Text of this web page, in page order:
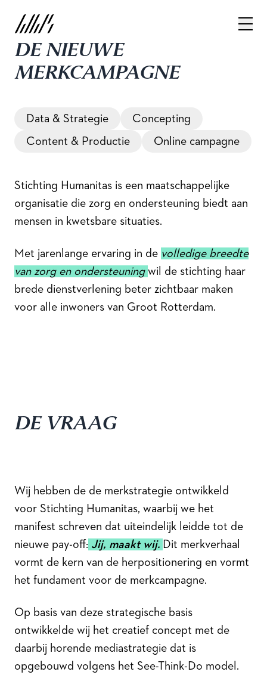
STICHTING
HUMANITAS
DE NIEUWE
MERKCAMPAGNE
Data & Strategie
Concepting
Content & Productie
Online campagne
Stichting Humanitas is een maatschappelijke
organisatie die zorg en ondersteuning biedt aan
mensen in kwetsbare situaties.
Met jarenlange ervaring in de volledige breedte
van zorg en ondersteuning wil de stichting haar
brede dienstverlening beter zichtbaar maken
voor alle inwoners van Groot Rotterdam.
DE VRAAG
Wij hebben de de merkstrategie ontwikkeld
voor Stichting Humanitas, waarbij we het
manifest schreven dat uiteindelijk leidde tot de
nieuwe pay-off: Jij, maakt wij. Dit merkverhaal
vormt de kern van de herpositionering en vormt
het fundament voor de merkcampagne.
Op basis van deze strategische basis
ontwikkelde wij het creatief concept met de
daarbij horende mediastrategie dat is
opgebouwd volgens het See-Think-Do model.